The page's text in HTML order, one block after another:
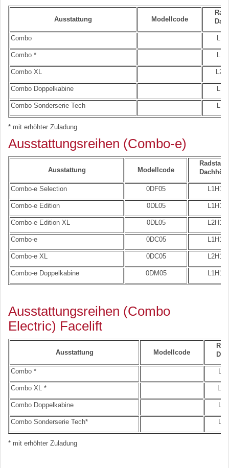
Ausstattung Modellcode
Combo
Combo *
Combo XL
Combo Doppelkabine
Combo Sonderserie Tech
* mit erhöhter Zuladung
Ausstattungsreihen (Combo-e)
Ausstattung Modellcode
Combo-e Selection 0DF05 L1H1
Combo-e Edition 0DL05 L1H1
Combo-e Edition XL 0DL05 L2H1
Combo-e 0DC05 L1H1
Combo-e XL 0DC05 L2H1
Combo-e Doppelkabine 0DM05 L1H1
Ausstattungsreihen (Combo
Electric) Facelift
Ausstattung Modellcode
Combo *
Combo XL *
Combo Doppelkabine
Combo Sonderserie Tech*
* mit erhöhter Zuladung